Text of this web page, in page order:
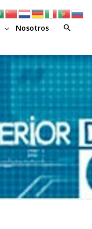
Nosotros Buscar